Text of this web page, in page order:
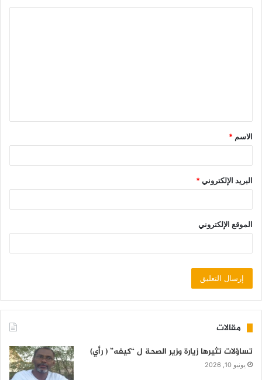
الاسم *
البريد الإلكتروني*
الموقع الإلكتروني
مقالات
تساؤلات تثيرها زيارة وزير الصحة ل “كيفه” ( رأي)
يونيو 10, 2026